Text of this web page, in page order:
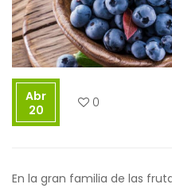
Abr
20
0
En la gran familia de las